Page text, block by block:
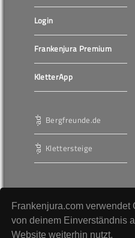
Frankenjura.com verwendet
von deinem Einverständnis
Website weiterhin nutzt.
Login
Frankenjura Premium
KletterApp
Bergfreunde.de
Klettersteige
Werbung
AGBs